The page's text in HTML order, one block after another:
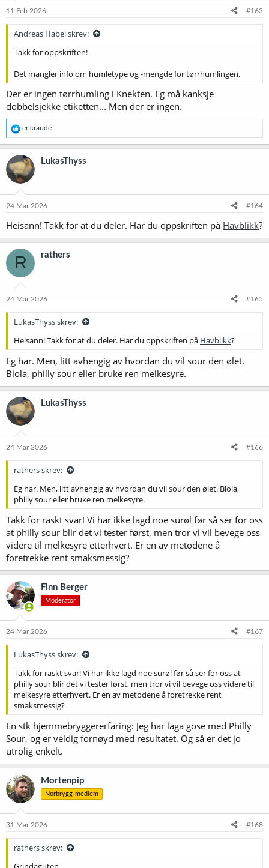
e
11 Feb 2026 #163
Andreas Habel skrev:
Takk for oppskriften!
Det mangler info om humletype og -mengde for tørrhumlingen.
Der er ingen tørrhumling i Knekten. Eg må kanksje
dobbelsjekke etiketten... Men der er ingen.
R
e
a
k
s
j
o
e
:
erikraude
LukasThyss
24 Mar 2026 #164
Heisann! Takk for at du deler. Har du oppskriften på Havblikk?
R rathers
24 Mar 2026 #165
LukasThyss skrev:
Heisann! Takk for at du deler. Har du oppskriften på Havblikk?
Eg har. Men, litt avhengig av hvordan du vil sour den ølet.
Biola, philly sour eller bruke ren melkesyre.
LukasThyss
24 Mar 2026 #166
rathers skrev:
Eg har. Men, litt avhengig av hvordan du vil sour den ølet. Biola,
philly sour eller bruke ren melkesyre.
Takk for raskt svar! Vi har ikke lagd noe surøl før så ser for oss
at philly sour blir det vi tester først, men tror vi vil bevege oss
videre til melkesyre etterhvert. Er en av metodene å
foretrekke rent smaksmessig?
Finn Berger
Moderator
24 Mar 2026 #167
LukasThyss skrev:
Takk for raskt svar! Vi har ikke lagd noe surøl før så ser for oss at
philly sour blir det vi tester først, men tror vi vil bevege oss videre til
melkesyre etterhvert. Er en av metodene å foretrekke rent
smaksmessig?
En stk hjemmebryggererfaring: Jeg har laga gose med Philly
Sour, og er veldig fornøyd med resultatet. Og så er det jo
utrolig enkelt.
Mortenpip
Norbrygg-medlem
31 Mar 2026 #168
rathers skrev: